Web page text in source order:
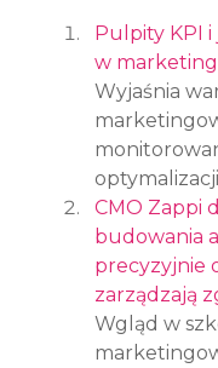
Pulpity KPI i
w
Wyjaśnia
CMO Zappi
budowania
precyzyjnie
zarządzają
Wgląd w